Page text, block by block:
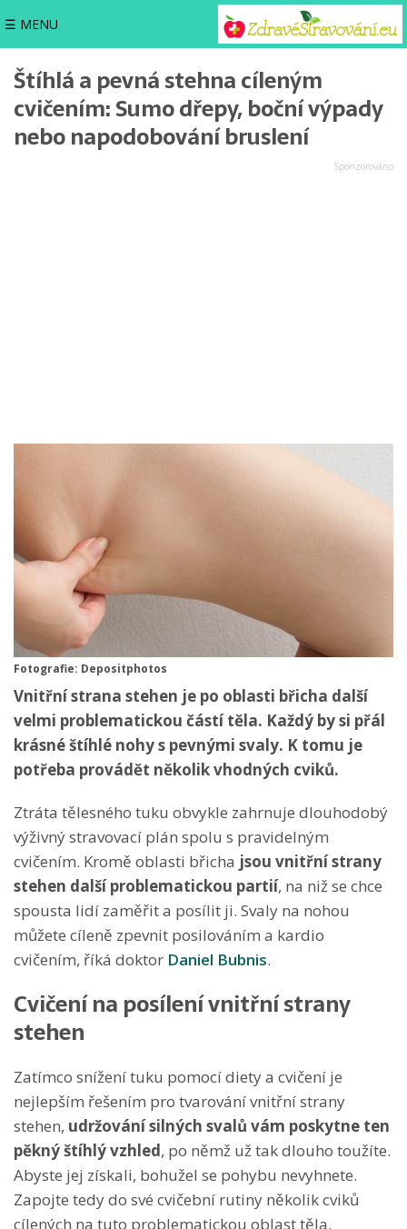
☰ MENU
Štíhlá a pevná stehna cíleným
cvičením: Sumo dřepy, boční výpady
nebo napodobování bruslení
Fotografie: Depositphotos
Vnitřní strana stehen je po oblasti břicha další
velmi problematickou částí těla. Každý by si přál
krásné štíhlé nohy s pevnými svaly. K tomu je
potřeba provádět několik vhodných cviků.
Ztráta tělesného tuku obvykle zahrnuje dlouhodobý
výživný stravovací plán spolu s pravidelným
cvičením. Kromě oblasti břicha jsou vnitřní strany
stehen další problematickou partií, na niž se chce
spousta lidí zaměřit a posílit ji. Svaly na nohou
můžete cíleně zpevnit posilováním a kardio
cvičením, říká doktor Daniel Bubnis.
Cvičení na posílení vnitřní strany
stehen
Zatímco snížení tuku pomocí diety a cvičení je
nejlepším řešením pro tvarování vnitřní strany
stehen, udržování silných svalů vám poskytne ten
pěkný štíhlý vzhled, po němž už tak dlouho toužíte.
Abyste jej získali, bohužel se pohybu nevyhnete.
Zapojte tedy do své cvičební rutiny několik cviků
cílených na tuto problematickou oblast těla.